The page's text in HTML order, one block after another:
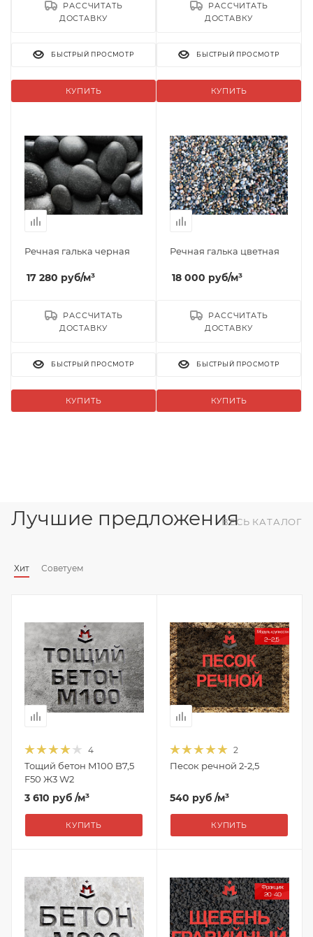
КУПИТЬ
РАССЧИТАТЬ
ДОСТАВКУ
БЫСТРЫЙ ПРОСМОТР
КУПИТЬ
РАССЧИТАТЬ
ДОСТАВКУ
БЫСТРЫЙ ПРОСМОТР
Речная галька черная
17 280 руб/м³
КУПИТЬ
РАССЧИТАТЬ
ДОСТАВКУ
БЫСТРЫЙ ПРОСМОТР
Речная галька цветная
18 000 руб/м³
КУПИТЬ
РАССЧИТАТЬ
ДОСТАВКУ
БЫСТРЫЙ ПРОСМОТР
Лучшие предложения
Хит Советуем
ВЕСЬ КАТАЛОГ
4
Тощий бетон М100 B7,5
F50 Ж3 W2
3 610 руб /м³
КУПИТЬ
2
Песок речной 2-2,5
540 руб /м³
КУПИТЬ